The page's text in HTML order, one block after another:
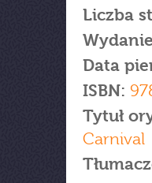
Liczba
Data
ISBN:
Tytuł
Carnival